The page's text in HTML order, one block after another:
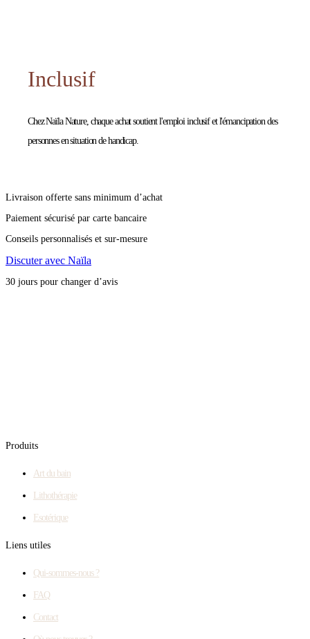
Inclusif
Chez Naïla Nature, chaque achat soutient l'emploi inclusif et l'émancipation des
personnes en situation de handicap.
Livraison offerte sans minimum d’achat
Paiement sécurisé par carte bancaire
Conseils personnalisés et sur-mesure
Discuter avec Naïla
30 jours pour changer d’avis
Produits
Art du bain
Lithothérapie
Esotérique
Liens utiles
Qui-sommes-nous ?
FAQ
Contact